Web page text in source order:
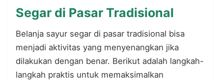
Segar di Pasar Tradisional
Belanja sayur segar di pasar tradisional bisa
menjadi aktivitas yang menyenangkan jika
dilakukan dengan benar. Berikut adalah langkah-
langkah praktis untuk memaksimalkan